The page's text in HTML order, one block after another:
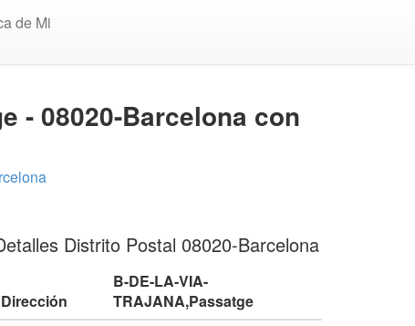
de Mi
- 08020-Barcelona con
Distrito Postal 08020-Barcelona
Dirección
B-DE-LA-VIA-
TRAJANA,Passatge